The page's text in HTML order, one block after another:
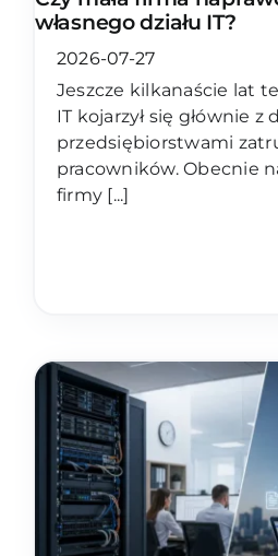
własnego działu IT?
2026-07-27
Jeszcze kilkanaście lat
IT kojarzył się głównie z
przedsiębiorstwami
pracowników. Obecnie
firmy [...]